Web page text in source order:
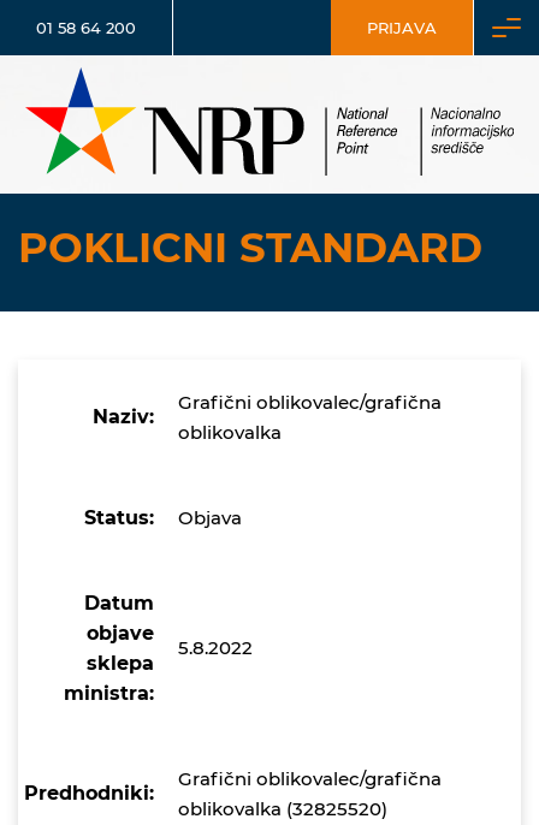
01 58 64 200 PRIJAVA
POKLICNI STANDARD
Naziv:
Grafični oblikovalec/grafična
oblikovalka
Status: Objava
Datum
objave
sklepa
ministra:
5.8.2022
Predhodniki:
Grafični oblikovalec/grafična
oblikovalka (32825520)